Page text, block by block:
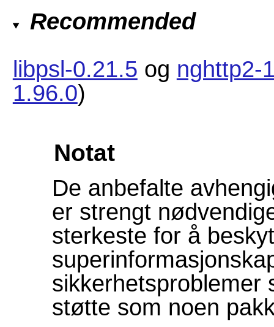
Recommended
libpsl-0.21.5 og nghttp2-
1.96.0)
Notat
De anbefalte
er strengt
sterkeste for å
sikkerhetsproblemer
støtte som noen